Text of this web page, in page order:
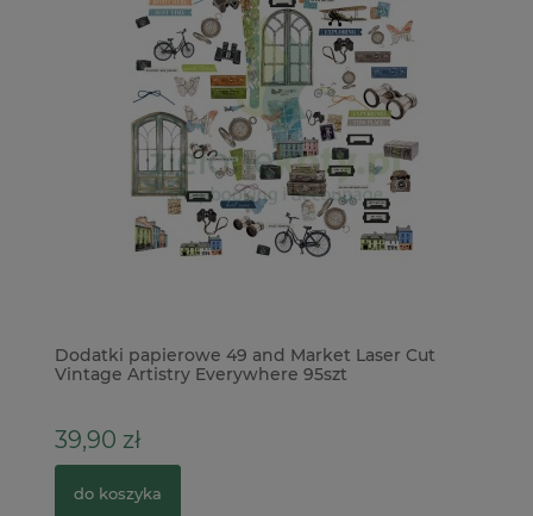
Dodatki papierowe 49 and Market Laser Cut
Vintage Artistry Everywhere 95szt
39,90 zł
do koszyka